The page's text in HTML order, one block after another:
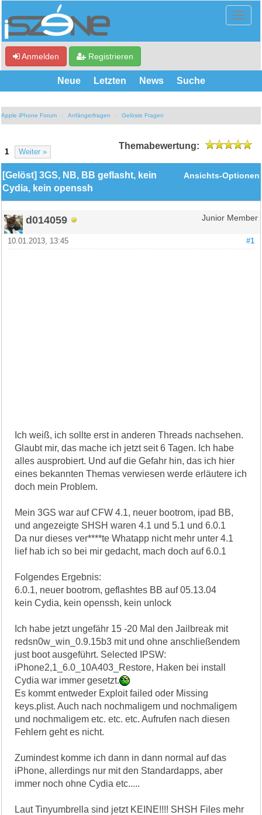
Anmelden Registrieren
Neue Letzten News Suche
Apple iPhone Forum Anfängerfragen Gelöste Fragen
1 Weiter »
Themabewertung:
Ansichts-Optionen
[Gelöst] 3GS, NB, BB geflasht, kein
Cydia, kein openssh
d014059 Junior Member
#1
10.01.2013, 13:45
Ich weiß, ich sollte erst in anderen Threads nachsehen.
Glaubt mir, das mache ich jetzt seit 6 Tagen. Ich habe
alles ausprobiert. Und auf die Gefahr hin, das ich hier
eines bekannten Themas verwiesen werde erläutere ich
doch mein Problem.
Mein 3GS war auf CFW 4.1, neuer bootrom, ipad BB,
und angezeigte SHSH waren 4.1 und 5.1 und 6.0.1
Da nur dieses ver****te Whatapp nicht mehr unter 4.1
lief hab ich so bei mir gedacht, mach doch auf 6.0.1
Folgendes Ergebnis:
6.0.1, neuer bootrom, geflashtes BB auf 05.13.04
kein Cydia, kein openssh, kein unlock
Ich habe jetzt ungefähr 15 -20 Mal den Jailbreak mit
redsn0w_win_0.9.15b3 mit und ohne anschließendem
just boot ausgeführt. Selected IPSW:
iPhone2,1_6.0_10A403_Restore, Haken bei install
Cydia war immer gesetzt.
Es kommt entweder Exploit failed oder Missing
keys.plist. Auch nach nochmaligem und nochmaligem
und nochmaligem etc. etc. etc. Aufrufen nach diesen
Fehlern geht es nicht.
Zumindest komme ich dann in dann normal auf das
iPhone, allerdings nur mit den Standardapps, aber
immer noch ohne Cydia etc.....
Laut Tinyumbrella sind jetzt KEINE!!!! SHSH Files mehr